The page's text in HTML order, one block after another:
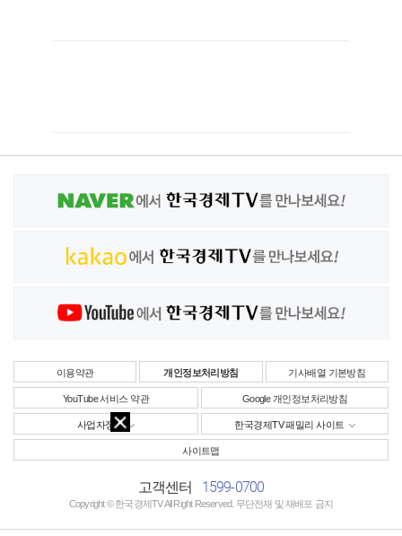
이용약관 개인정보처리방침 기사배열 기본방침
YouTube 서비스 약관 Google 개인정보처리방침
사업자정보 한국경제TV 패밀리 사이트
사이트맵
고객센터 1599-0700
Copyright © 한국경제TV All Right Reserved. 무단전재 및 재배포 금지